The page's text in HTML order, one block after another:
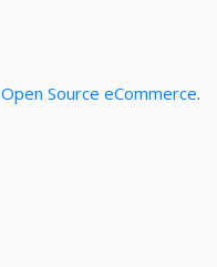
Open Source eCommerce.